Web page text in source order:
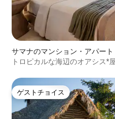
サマナのマンション・アパート
トロピカルな海辺のオアシス*
ゲストチョイス
ゲストチョイス